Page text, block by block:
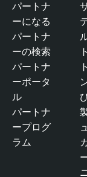
f
a
c
e
M
a
a
g
e
パートナ
ーになる
パートナ
ーの検索
パートナ
ーポータ
ル
パートナ
ープログ
ラム
ト